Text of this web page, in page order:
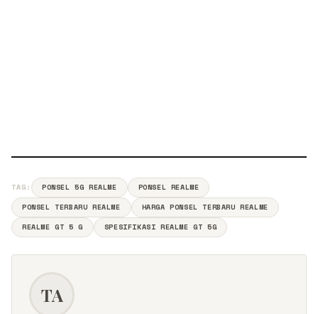
TAG: PONSEL 5G REALME
PONSEL REALME
PONSEL TERBARU REALME
HARGA PONSEL TERBARU REALME
REALME GT 5 G
SPESIFIKASI REALME GT 5G
TA